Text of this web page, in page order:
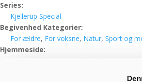
Series:
Kjellerup Special
Begivenhed Kategorier:
For ældre, For voksne, Natur, Sport og
Hjemmeside:
https://kjellerupspecial.dk/pdf/2026/KS/